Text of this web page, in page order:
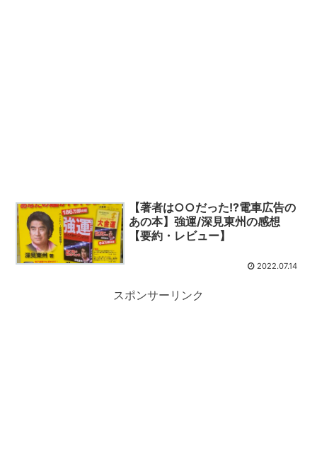
【著者は○○だった!?電車広告の
あの本】強運/深見東州の感想
【要約・レビュー】
2022.07.14
スポンサーリンク